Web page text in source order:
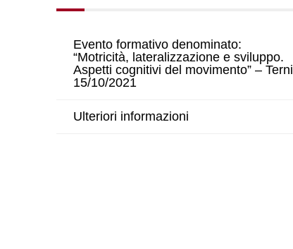
Evento formativo denominato:
“Motricità, lateralizzazione e sviluppo.
Aspetti cognitivi del movimento” – Terni
15/10/2021
Ulteriori informazioni